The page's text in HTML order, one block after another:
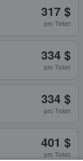
317 $
pro Ticket
334 $
pro Ticket
334 $
pro Ticket
401 $
pro Ticket